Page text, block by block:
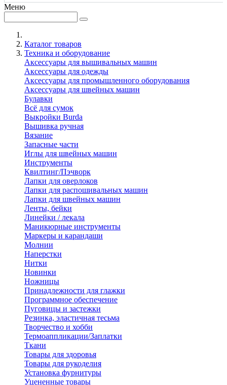
Меню
Каталог товаров
Техника и оборудование
Аксессуары для вышивальных машин
Аксессуары для одежды
Аксессуары для промышленного оборудования
Аксессуары для швейных машин
Булавки
Всё для сумок
Выкройки Burda
Вышивка ручная
Вязание
Запасные части
Иглы для швейных машин
Инструменты
Квилтинг/Пэчворк
Лапки для оверлоков
Лапки для распошивальных машин
Лапки для швейных машин
Ленты, бейки
Линейки / лекала
Маникюрные инструменты
Маркеры и карандаши
Молнии
Наперстки
Нитки
Новинки
Ножницы
Принадлежности для глажки
Программное обеспечение
Пуговицы и застежки
Резинка, эластичная тесьма
Творчество и хобби
Термоаппликации/Заплатки
Ткани
Товары для здоровья
Товары для рукоделия
Установка фурнитуры
Уцененные товары